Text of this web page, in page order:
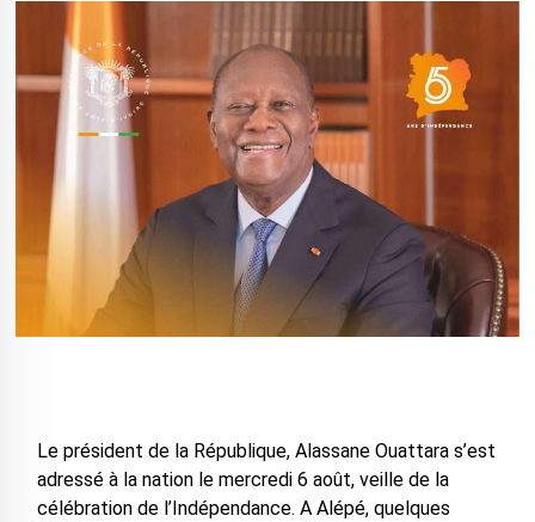
Le président de la République, Alassane Ouattara s’est
adressé à la nation le mercredi 6 août, veille de la
célébration de l’Indépendance. A Alépé, quelques